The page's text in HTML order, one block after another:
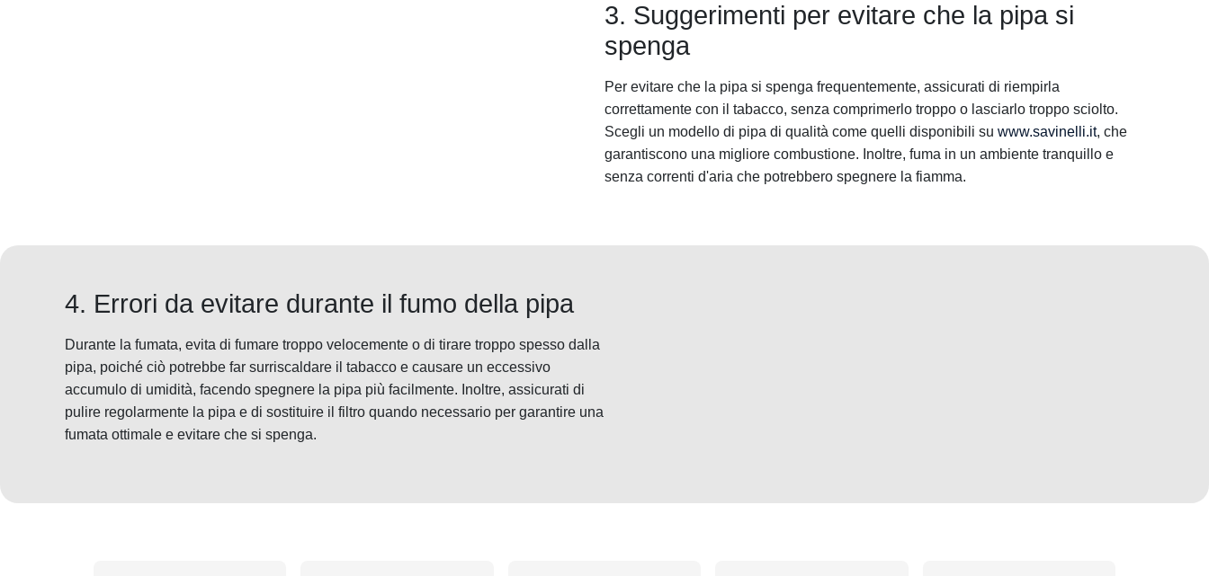
3. Suggerimenti per evitare che la pipa si
spenga
Per evitare che la pipa si spenga frequentemente, assicurati di riempirla
correttamente con il tabacco, senza comprimerlo troppo o lasciarlo troppo sciolto.
Scegli un modello di pipa di qualità come quelli disponibili su www.savinelli.it, che
garantiscono una migliore combustione. Inoltre, fuma in un ambiente tranquillo e
senza correnti d'aria che potrebbero spegnere la fiamma.
4. Errori da evitare durante il fumo della pipa
Durante la fumata, evita di fumare troppo velocemente o di tirare troppo spesso dalla
pipa, poiché ciò potrebbe far surriscaldare il tabacco e causare un eccessivo
accumulo di umidità, facendo spegnere la pipa più facilmente. Inoltre, assicurati di
pulire regolarmente la pipa e di sostituire il filtro quando necessario per garantire una
fumata ottimale e evitare che si spenga.